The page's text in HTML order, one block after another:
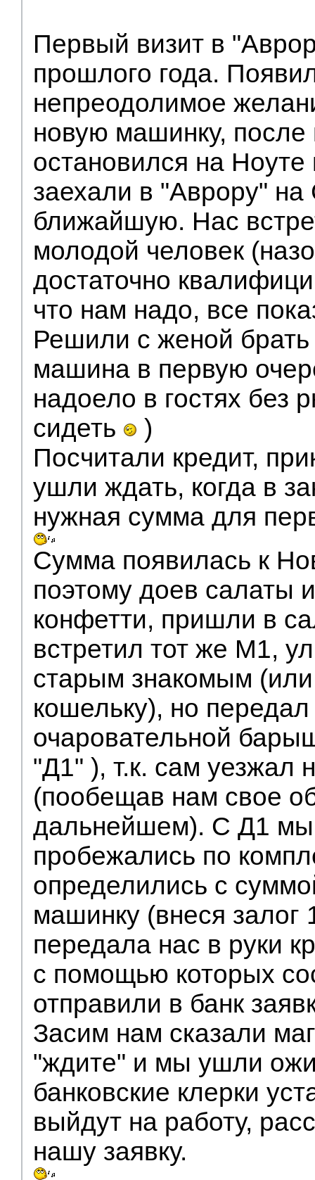
Первый визит в
прошлого года.
непреодолимое
новую машинку,
остановился на
заехали в "Аврору"
ближайшую. Нас
молодой человек
достаточно
что нам надо, все
Решили с женой брать
машина в первую
надоело в гостях без
сидеть
)
Посчитали кредит,
ушли ждать, когда в
нужная сумма для
Сумма появилась к
поэтому доев салаты
конфетти, пришли в
встретил тот же М1,
старым знакомым
кошельку), но
очаровательной
"Д1" ), т.к. сам уезжал
(пообещав нам свое
дальнейшем). С Д1
пробежались по
определились с
машинку (внеся залог
передала нас в руки
с помощью которых
отправили в банк
Засим нам сказали
"ждите" и мы ушли
банковские клерки
выйдут на работу,
нашу заявку.